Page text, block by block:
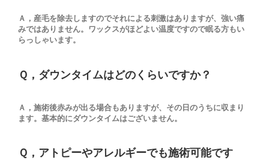
Ａ，産毛を除去しますのでそれによる刺激はありますが、強い痛
みではありません。ワックスがほどよい温度ですので眠る方もい
らっしゃいます。
Ｑ，ダウンタイムはどのくらいですか？
Ａ，施術後赤みが出る場合もありますが、その日のうちに収まり
ます。基本的にダウンタイムはございません。
Ｑ，アトピーやアレルギーでも施術可能です